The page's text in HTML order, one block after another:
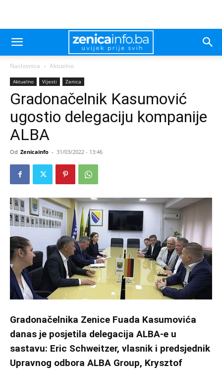
Naslovnica Aktuelno
Aktuelno Vijesti Zenica
Gradonačelnik Kasumović
ugostio delegaciju kompanije
ALBA
Od Zenicainfo - 31/03/2022 - 13:46
Gradonačelnika Zenice Fuada Kasumovića
danas je posjetila delegacija ALBA-e u
sastavu: Eric Schweitzer, vlasnik i predsjednik
Upravnog odbora ALBA Group, Krysztof